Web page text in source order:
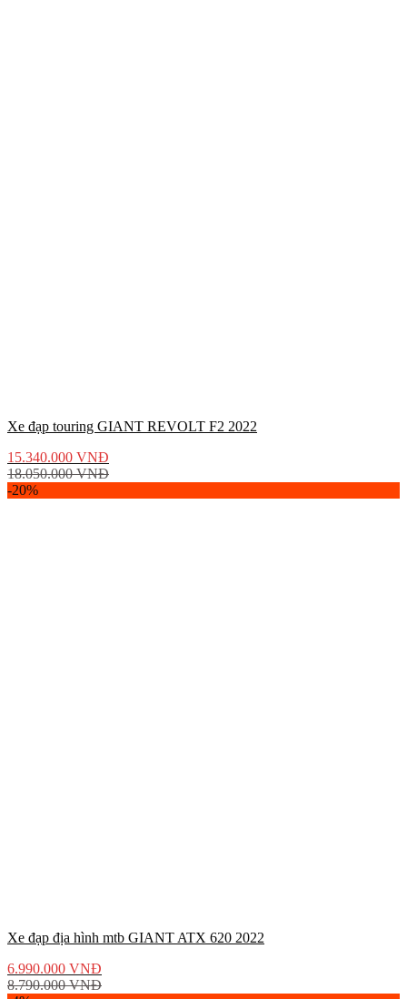
Xe đạp touring GIANT REVOLT F2 2022
15.340.000 VNĐ
18.050.000VNĐ
-20%
Xe đạp địa hình mtb GIANT ATX 620 2022
6.990.000 VNĐ
8.790.000VNĐ